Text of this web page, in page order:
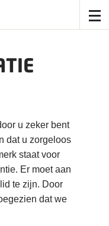
u zeker bent
dat u zorgeloos
staat voor
Er moet aan
te zijn. Door
dat we